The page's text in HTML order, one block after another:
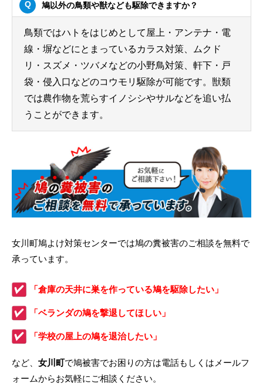
鳩以外の鳥類や獣なども駆除できますか？
鳥類ではハトをはじめとして屋上・アンテナ・電
線・塀などにとまっているカラス対策、ムクド
リ・スズメ・ツバメなどの小野鳥対策、軒下・戸
袋・侵入口などのコウモリ駆除が可能です。獣類
では農作物を荒らすイノシシやサルなどを追い払
うことができます。
女川町鳩よけ対策センターでは鳩の糞被害のご相談を無料で
承っています。
「倉庫の天井に巣を作っている鳩を駆除したい」
「ベランダの鳩を撃退してほしい」
「学校の屋上の鳩を退治したい」
など、 女川町で鳩被害でお困りの方は電話もしくはメールフ
ォームからお気軽にご相談ください。